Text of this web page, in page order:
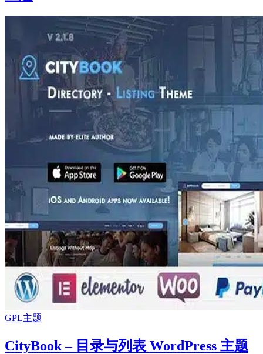
GPL主题
CityBook – 目录与列表 WordPress 主题